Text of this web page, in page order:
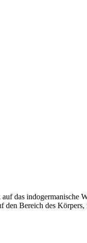
das indogermanische
Bereich des